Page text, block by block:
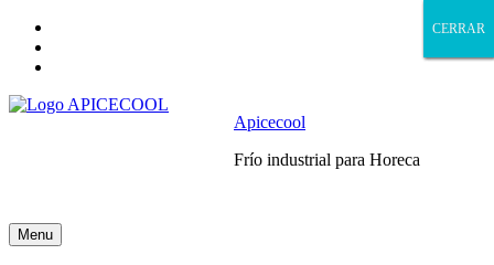
content
footer
Apicecool
Frío industrial para Horeca
Menu
CERRAR
CERRAR
CERRAR
CERRAR